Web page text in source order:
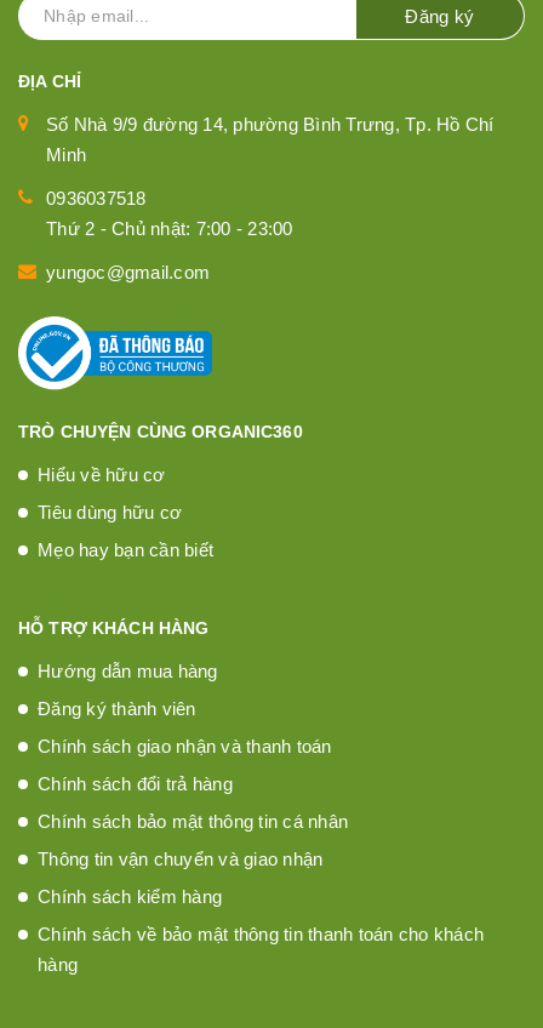
Đăng ký
ĐỊA CHỈ
Số Nhà 9/9 đường 14, phường Bình Trưng, Tp. Hồ Chí
Minh
0936037518
Thứ 2 - Chủ nhật: 7:00 - 23:00
yungoc@gmail.com
TRÒ CHUYỆN CÙNG ORGANIC360
Hiểu về hữu cơ
Tiêu dùng hữu cơ
Mẹo hay bạn cần biết
HỖ TRỢ KHÁCH HÀNG
Hướng dẫn mua hàng
Đăng ký thành viên
Chính sách giao nhận và thanh toán
Chính sách đổi trả hàng
Chính sách bảo mật thông tin cá nhân
Thông tin vận chuyển và giao nhận
Chính sách kiểm hàng
Chính sách về bảo mật thông tin thanh toán cho khách
hàng